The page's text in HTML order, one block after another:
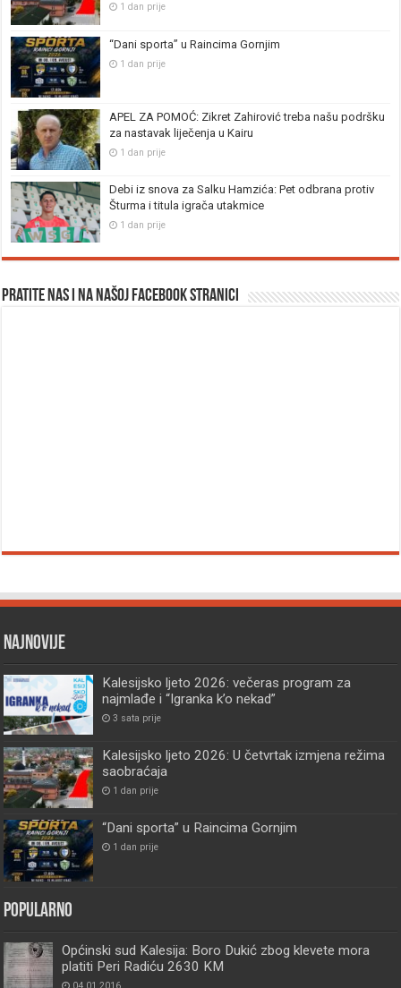
1 dan prije
“Dani sporta” u Raincima Gornjim
1 dan prije
APEL ZA POMOĆ: Zikret Zahirović treba našu podršku
za nastavak liječenja u Kairu
1 dan prije
Debi iz snova za Salku Hamzića: Pet odbrana protiv
Šturma i titula igrača utakmice
1 dan prije
Pratite nas i na našoj facebook stranici
Najnovije
Kalesijsko ljeto 2026: večeras program za
najmlađe i “Igranka k’o nekad”
3 sata prije
Kalesijsko ljeto 2026: U četvrtak izmjena režima
saobraćaja
1 dan prije
“Dani sporta” u Raincima Gornjim
1 dan prije
Popularno
Općinski sud Kalesija: Boro Dukić zbog klevete mora
platiti Peri Radiću 2630 KM
04.01.2016.